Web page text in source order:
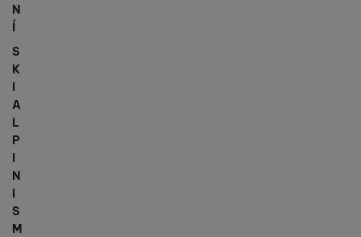
N
Í
S
K
I
A
L
P
I
N
I
S
M